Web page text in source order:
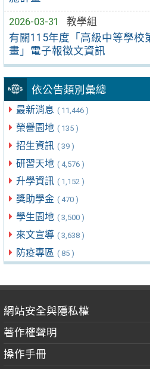
2026-03-31
教學組
有關115年度「高級中等學校
畫」電子報徵文資訊
依公告類別彙總
最新消息 ( 11,446 )
榮譽園地 ( 135 )
招生資訊 ( 39 )
研習天地 ( 4,576 )
升學資訊 ( 1,152 )
獎助學金 ( 470 )
學生園地 ( 3,500 )
來文宣導 ( 3,638 )
防疫專區 ( 85 )
網站安全與隱私權
著作權聲明
操作手冊